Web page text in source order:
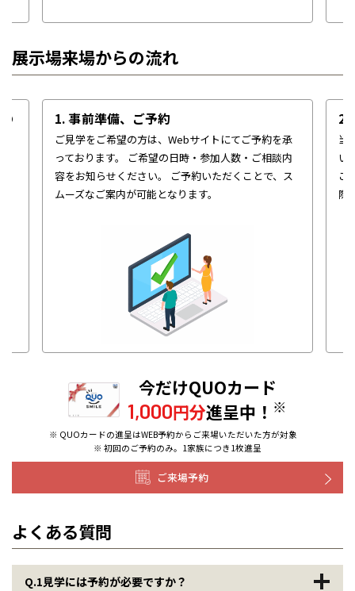
展示場来場からの流れ
1. 事前準備、ご予約
ご見学をご希望の方は、Webサイトにてご予約を承
っております。
ご希望の日時・参加人数・ご相談内
容をお知らせください。
ご予約いただくことで、ス
ムーズなご案内が可能となります。
2.
当
い
こ
際
今だけQUOカード
1,000円分進呈中！ ※
※ QUOカードの進呈はWEB予約からご来場いただいた方が対象
※ 初回のご予約のみ。1家族につき1枚進呈
ご来場予約
よくある質問
Q.1見学には予約が必要ですか？